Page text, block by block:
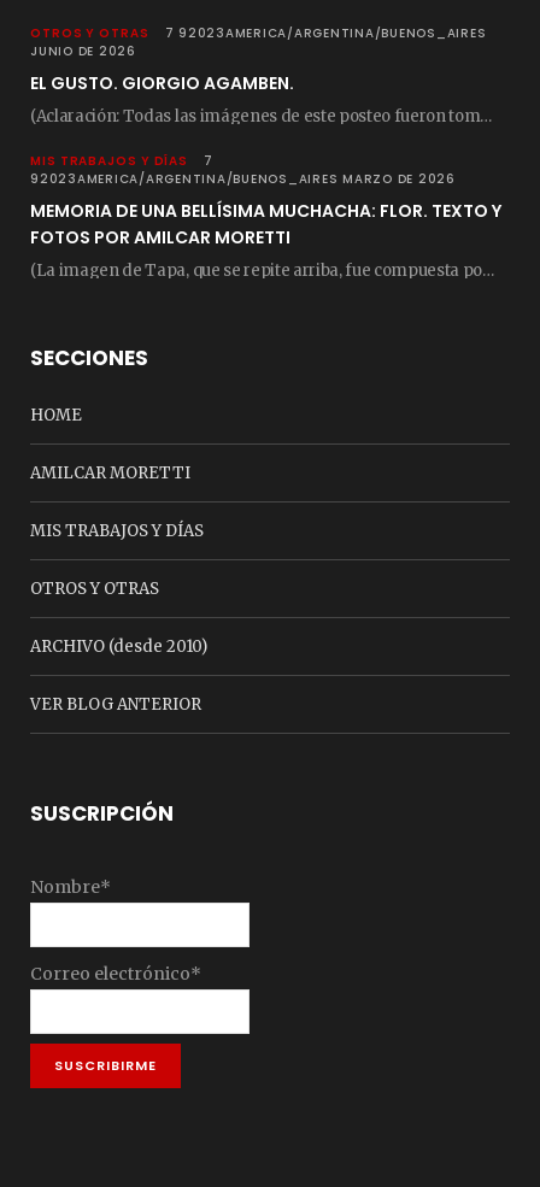
OTROS Y OTRAS
7 92023AMERICA/ARGENTINA/BUENOS_AIRES
JUNIO DE 2026
EL GUSTO. GIORGIO AGAMBEN.
(Aclaración: Todas las imágenes de este posteo fueron tomadas de Bloghemia.com, y todos los…
MIS TRABAJOS Y DÍAS
7
92023AMERICA/ARGENTINA/BUENOS_AIRES MARZO DE 2026
MEMORIA DE UNA BELLÍSIMA MUCHACHA: FLOR. TEXTO Y
FOTOS POR AMILCAR MORETTI
(La imagen de Tapa, que se repite arriba, fue compuesta por Amilcar Moretti el viernes…
SECCIONES
HOME
AMILCAR MORETTI
MIS TRABAJOS Y DÍAS
OTROS Y OTRAS
ARCHIVO (desde 2010)
VER BLOG ANTERIOR
SUSCRIPCIÓN
Nombre*
Correo electrónico*